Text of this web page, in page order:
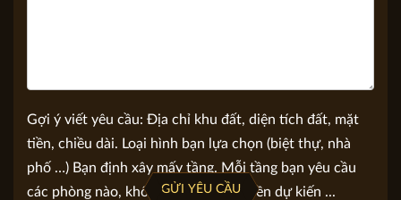
Gợi ý viết yêu cầu: Địa chỉ khu đất, diện tích đất, mặt
tiền, chiều dài. Loại hình bạn lựa chọn (biệt thự, nhà
phố …) Bạn định xây mấy tầng. Mỗi tầng bạn yêu cầu
các phòng nào, không gian nào. Số tiền dự kiến ...
GỬI YÊU CẦU